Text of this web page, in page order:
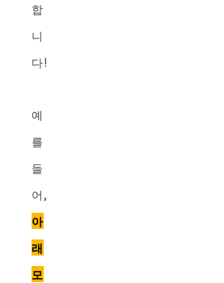
합
니
다!
예
를
들
어,
아
래
모